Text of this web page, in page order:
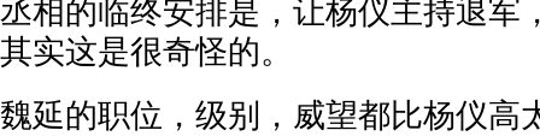
丞相的临终安排是，让杨仪主持退军
其实这是很奇怪的。
魏延的职位，级别，威望都比杨仪高